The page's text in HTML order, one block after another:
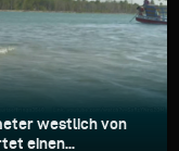
westlich von
einen...